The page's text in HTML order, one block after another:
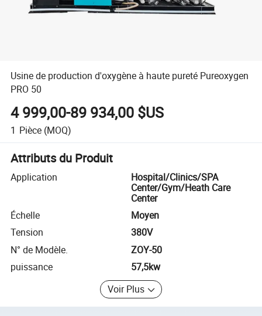
Usine de production d'oxygène à haute pureté Pureoxygen
PRO 50
4 999,00-89 934,00 $US
1 Pièce (MOQ)
Attributs du Produit
Application
Hospital/Clinics/SPA
Center/Gym/Heath Care
Center
Échelle
Moyen
Tension
380V
N° de Modèle.
ZOY-50
puissance
57,5kw
Voir Plus